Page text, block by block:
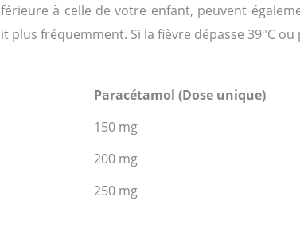
à celle de votre enfant, peuvent
plus fréquemment. Si la fièvre dépasse 39°C
Paracétamol (Dose unique)
150 mg
200 mg
250 mg